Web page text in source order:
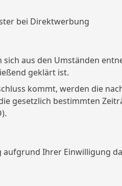
bei Direktwerbung
aus den Umständen
geklärt ist.
kommt, werden die
gesetzlich bestimmten
aufgrund Ihrer Einwilligung